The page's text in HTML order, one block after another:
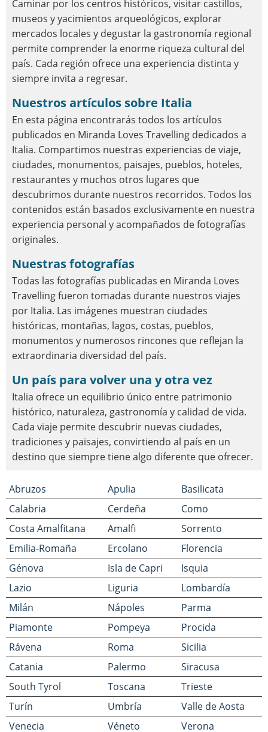
Caminar por los centros históricos, visitar castillos,
museos y yacimientos arqueológicos, explorar
mercados locales y degustar la gastronomía regional
permite comprender la enorme riqueza cultural del
país. Cada región ofrece una experiencia distinta y
siempre invita a regresar.
Nuestros artículos sobre Italia
En esta página encontrarás todos los artículos
publicados en Miranda Loves Travelling dedicados a
Italia. Compartimos nuestras experiencias de viaje,
ciudades, monumentos, paisajes, pueblos, hoteles,
restaurantes y muchos otros lugares que
descubrimos durante nuestros recorridos. Todos los
contenidos están basados exclusivamente en nuestra
experiencia personal y acompañados de fotografías
originales.
Nuestras fotografías
Todas las fotografías publicadas en Miranda Loves
Travelling fueron tomadas durante nuestros viajes
por Italia. Las imágenes muestran ciudades
históricas, montañas, lagos, costas, pueblos,
monumentos y numerosos rincones que reflejan la
extraordinaria diversidad del país.
Un país para volver una y otra vez
Italia ofrece un equilibrio único entre patrimonio
histórico, naturaleza, gastronomía y calidad de vida.
Cada viaje permite descubrir nuevas ciudades,
tradiciones y paisajes, convirtiendo al país en un
destino que siempre tiene algo diferente que ofrecer.
Abruzos Apulia
Basilicata
Calabria
Cerdeña
Como
Costa Amalfitana
Amalfi
Sorrento
Emilia-Romaña
Ercolano
Florencia
Génova
Isla de Capri
Isquia
Lazio
Liguria
Lombardía
Milán
Nápoles
Parma
Piamonte
Pompeya
Procida
Rávena
Roma
Sicilia
Catania
Palermo
Siracusa
South Tyrol
Toscana
Trieste
Turín
Umbría
Valle de Aosta
Venecia
Véneto Verona